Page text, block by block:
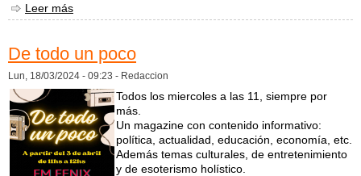
Leer más
De todo un poco
Lun, 18/03/2024 - 09:23 - Redaccion
Todos los miercoles a las 11, siempre por
más.
Un magazine con contenido informativo:
política, actualidad, educación, economía, etc.
Además temas culturales, de entretenimiento
y de esoterismo holístico.